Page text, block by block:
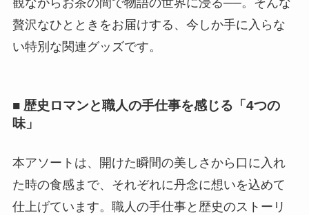
観ながらお茶の間で物語の世界に浸る──。そんな
贅沢なひとときをお届けする、今しか手に入らな
い特別な関連グッズです。
■ 歴史ロマンと職人の手仕事を感じる「4つの
味」
本アソートは、開けた瞬間の美しさから口に入れ
た時の食感まで、それぞれに丹念に想いを込めて
仕上げています。職人の手仕事と歴史のストーリ